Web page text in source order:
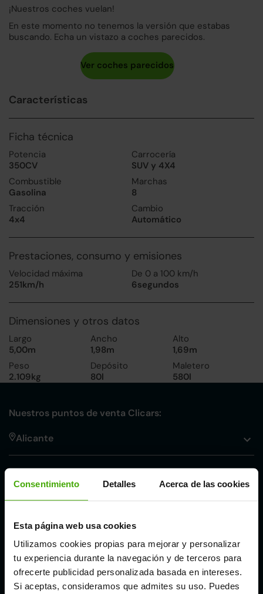
Consentimiento Detalles Acerca de las cookies
Esta página web usa cookies
Utilizamos cookies propias para mejorar y personalizar
tu experiencia durante la navegación y de terceros para
ofrecerte publicidad personalizada basada en intereses.
Si aceptas, consideramos que admites su uso. Puedes
¡Nuestros coches vuelan!
En este momento no tenemos la versión que estabas
buscando. Echa un vistazo a coches parecidos.
Características
Ficha técnica
Potencia
350CV
Carrocería
SUV y 4X4
Combustible
Gasolina
Marchas
8
Tracción
4x4
Cambio
Automático
Prestaciones, consumo y emisiones
Velocidad máxima
251km/h
De 0 a 100 km/h
6segundos
Dimensiones y otros datos
Largo
5,00m
Ancho
1,98m
Alto
1,69m
Peso
2.109kg
Depósito
80l
Maletero
580l
Nuestros puntos de venta Clicars:
Alicante
Málaga
Valencia